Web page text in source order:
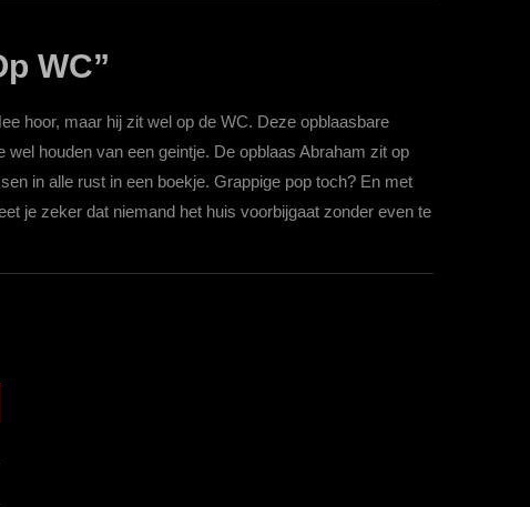
WC”
hoor, maar hij zit wel op de WC. Deze opblaasbare
wel houden van een geintje. De opblaas Abraham zit op
in alle rust in een boekje. Grappige pop toch? En met
je zeker dat niemand het huis voorbijgaat zonder even te